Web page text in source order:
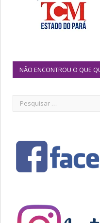
NÃO ENCONTROU O QUE